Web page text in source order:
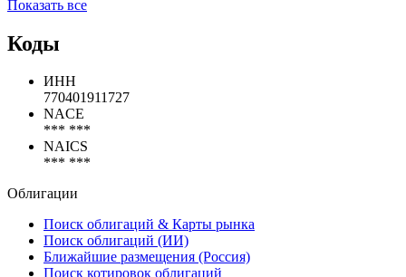
Chase Insurance Trust 2022-A1 (SPV)
Коды
ИНН
770401911727
*** ***
*** ***
Облигации